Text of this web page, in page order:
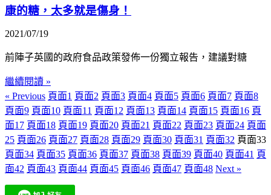
康的糖，太多就是傷身！
2021/07/19
前陣子英國的政府食品政策發佈一份獨立報告，建議對糖
繼續閱讀 »
« Previous 頁面1 頁面2 頁面3 頁面4 頁面5 頁面6 頁面7 頁面8
頁面9 頁面10 頁面11 頁面12 頁面13 頁面14 頁面15 頁面16 頁
面17 頁面18 頁面19 頁面20 頁面21 頁面22 頁面23 頁面24 頁面
25 頁面26 頁面27 頁面28 頁面29 頁面30 頁面31 頁面32 頁面33
頁面34 頁面35 頁面36 頁面37 頁面38 頁面39 頁面40 頁面41 頁
面42 頁面43 頁面44 頁面45 頁面46 頁面47 頁面48 Next »